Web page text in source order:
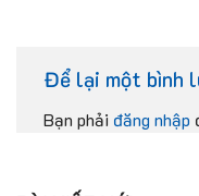
Để lại một bình
Bạn phải đăng nhập